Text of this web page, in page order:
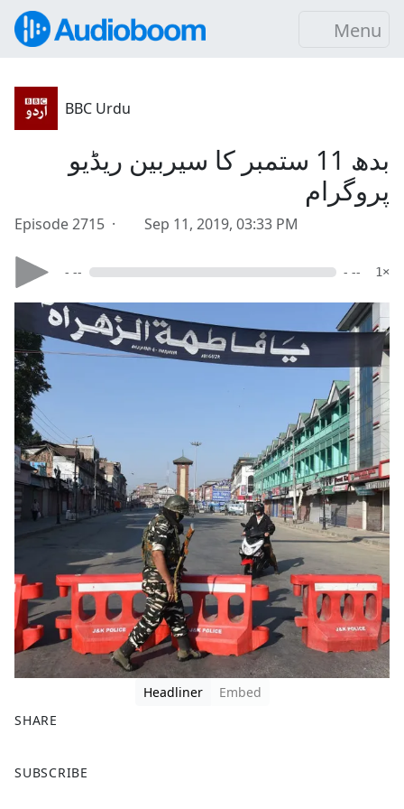
Menu
BBC Urdu
بدھ 11 ستمبر کا سیربین ریڈیو
پروگرام
Episode 2715 · Sep 11, 2019, 03:33 PM
- -- - -- 1×
Headliner
Embed
SHARE
a
SUBSCRIBE